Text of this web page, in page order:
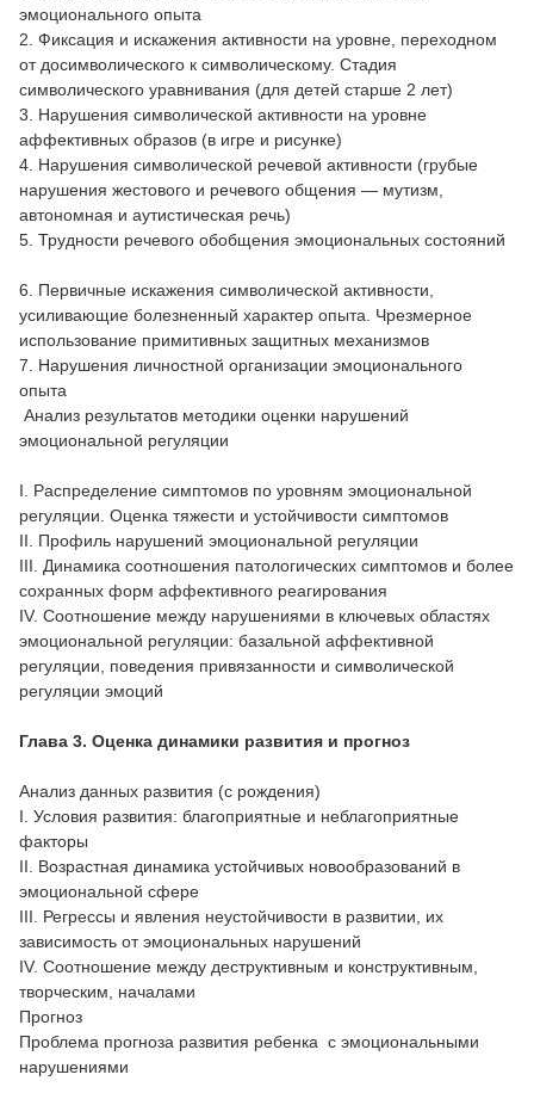
эмоционального опыта
2. Фиксация и искажения активности на уровне, переходном
от досимволического к символическому. Стадия
символического уравнивания (для детей старше 2 лет)
3. Нарушения символической активности на уровне
аффективных образов (в игре и рисунке)
4. Нарушения символической речевой активности (грубые
нарушения жестового и речевого общения — мутизм,
автономная и аутистическая речь)
5. Трудности речевого обобщения эмоциональных состояний
6. Первичные искажения символической активности,
усиливающие болезненный характер опыта. Чрезмерное
использование примитивных защитных механизмов
7. Нарушения личностной организации эмоционального
опыта
Анализ результатов методики оценки нарушений
эмоциональной регуляции
I. Распределение симптомов по уровням эмоциональной
регуляции. Оценка тяжести и устойчивости симптомов
II. Профиль нарушений эмоциональной регуляции
III. Динамика соотношения патологических симптомов и более
сохранных форм аффективного реагирования
IV. Соотношение между нарушениями в ключевых областях
эмоциональной регуляции: базальной аффективной
регуляции, поведения привязанности и символической
регуляции эмоций
Глава 3. Оценка динамики развития и прогноз
Анализ данных развития (с рождения)
I. Условия развития: благоприятные и неблагоприятные
факторы
II. Возрастная динамика устойчивых новообразований в
эмоциональной сфере
III. Регрессы и явления неустойчивости в развитии, их
зависимость от эмоциональных нарушений
IV. Соотношение между деструктивным и конструктивным,
творческим, началами
Прогноз
Проблема прогноза развития ребенка с эмоциональными
нарушениями